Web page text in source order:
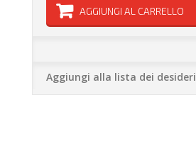
AGGIUNGI AL CARRELLO
Aggiungi alla lista dei desideri